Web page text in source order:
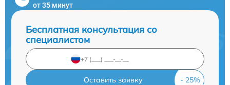
от 35 минут
Бесплатная консультация со
специалистом
Оставить заявку